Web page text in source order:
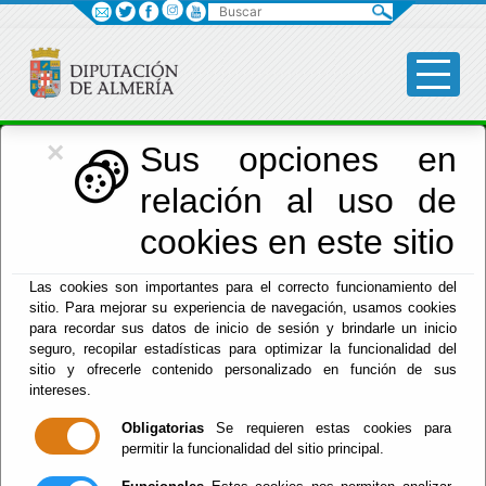
×
Sus opciones en
relación al uso de
cookies en este sitio
Las cookies son importantes para el correcto funcionamiento del
sitio. Para mejorar su experiencia de navegación, usamos cookies
para recordar sus datos de inicio de sesión y brindarle un inicio
seguro, recopilar estadísticas para optimizar la funcionalidad del
sitio y ofrecerle contenido personalizado en función de sus
intereses.
Obligatorias Se requieren estas cookies para
permitir la funcionalidad del sitio principal.
Asistencia Municipios
Menú Asistencia Municipios
Asistencia
Municipios
Buscar